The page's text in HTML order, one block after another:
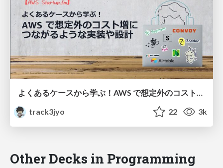
よくあるケースから学ぶ！AWS で想定外のコスト増につながるような実装や設計
track3jyo
22 3k
Other Decks in Programming